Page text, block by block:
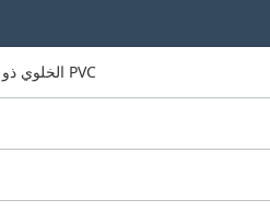
PVC الخلوي ذو الكثافة العالية + مركب مضاد للحشرات